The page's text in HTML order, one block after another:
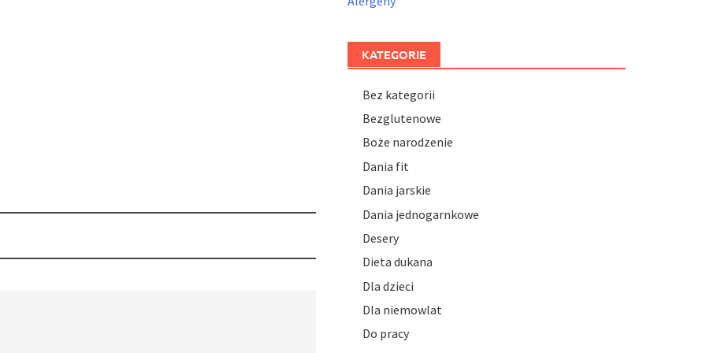
KATEGORIE
Bez kategorii
Bezglutenowe
Boże narodzenie
Dania fit
Dania jarskie
Dania jednogarnkowe
Desery
Dieta dukana
Dla dzieci
Dla niemowlat
Do pracy